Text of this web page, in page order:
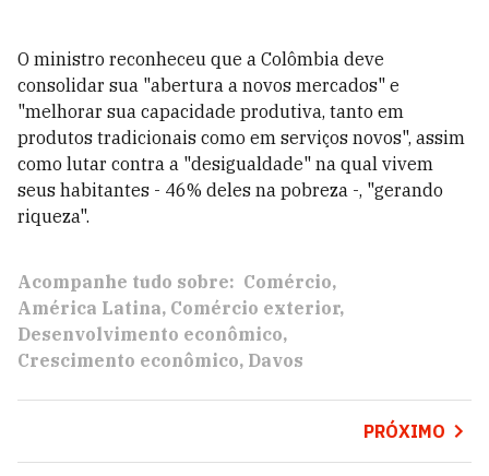
O ministro reconheceu que a Colômbia deve
consolidar sua "abertura a novos mercados" e
"melhorar sua capacidade produtiva, tanto em
produtos tradicionais como em serviços novos", assim
como lutar contra a "desigualdade" na qual vivem
seus habitantes - 46% deles na pobreza -, "gerando
riqueza".
Acompanhe tudo sobre: Comércio
América Latina Comércio exterior
Desenvolvimento econômico
Crescimento econômico Davos
PRÓXIMO